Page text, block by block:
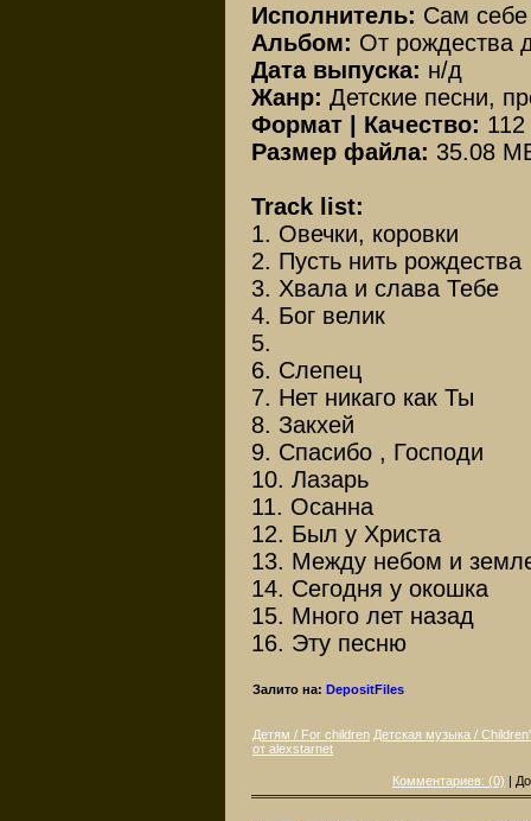
Исполнитель: Сам
Альбом: От рождества
Дата выпуска: н/д
Жанр: Детские песни,
Формат | Качество:
Размер файла: 35.08
Track list:
1. Овечки, коровки
2. Пусть нить рождества
3. Хвала и слава Тебе
4. Бог велик
5.
6. Слепец
7. Нет никаго как Ты
8. Закхей
9. Спасибо , Господи
10. Лазарь
11. Осанна
12. Был у Христа
13. Между небом и
14. Сегодня у окошка
15. Много лет назад
16. Эту песню
Залито на: DepositFiles
Детям / For children Детская музыка /
от alexstarnet
Комментариев: (0) |